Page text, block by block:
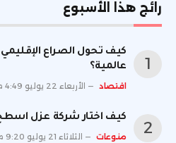
رائج هذا الأسبوع
كيف تحول الصراع الإقليمي
عالمية؟
اقتصاد الأربعاء 22 يوليو 4:49 م
كيف اختار شركة عزل
منوعات الثلاثاء 21 يوليو 9:20 م